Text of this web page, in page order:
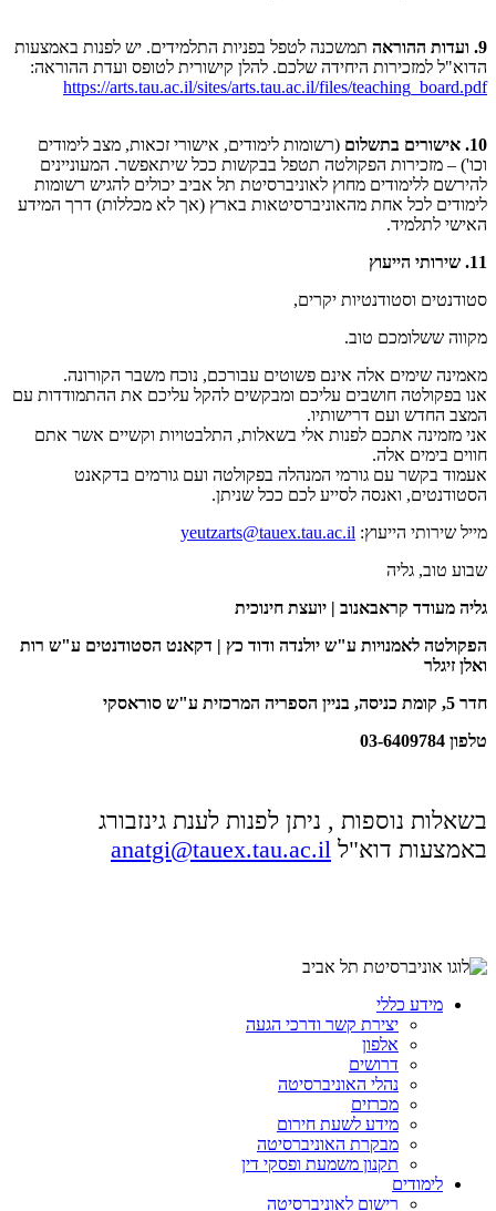
9. ועדות ההוראה
תמשכנה לטפל בפניות התלמידים. יש לפנות באמצעות
הדוא"ל למזכירות היחידה שלכם. להלן קישורית לטופס ועדת ההוראה:
https://arts.tau.ac.il/sites/arts.tau.ac.il/files/teaching_board.pdf
10. אישורים בתשלום
(רשומות לימודים, אישורי זכאות, מצב לימודים
וכו') – מזכירות הפקולטה תטפל בבקשות ככל שיתאפשר. המעוניינים
להירשם ללימודים מחוץ לאוניברסיטת תל אביב יכולים להגיש רשומות
לימודים לכל אחת מהאוניברסיטאות בארץ (אך לא מכללות) דרך המידע
האישי לתלמיד.
11. שירותי הייעוץ
סטודנטים וסטודנטיות יקרים,
מקווה ששלומכם טוב.
מאמינה שימים אלה אינם פשוטים עבורכם, נוכח משבר הקורונה.
אנו בפקולטה חושבים עליכם ומבקשים להקל עליכם את ההתמודדות עם
המצב החדש ועם דרישותיו.
אני מזמינה אתכם לפנות אלי בשאלות, התלבטויות וקשיים אשר אתם
חווים בימים אלה.
אעמוד בקשר עם גורמי המנהלה בפקולטה ועם גורמים בדקאנט
הסטודנטים, ואנסה לסייע לכם ככל שניתן.
מייל שירותי הייעוץ: yeutzarts@tauex.tau.ac.il
שבוע טוב, גליה
גליה מעודד קראבאנוב | יועצת חינוכית
הפקולטה לאמנויות ע"ש יולנדה ודוד כץ | דקאנט הסטודנטים ע"ש רות
ואלן זיגלר
חדר 5, קומת כניסה, בניין הספריה המרכזית ע"ש סוראסקי
טלפון 03-6409784
בשאלות נוספות , ניתן לפנות לענת גינזבורג
באמצעות דוא"ל anatgi@tauex.tau.ac.il
מידע כללי
יצירת קשר ודרכי הגעה
אלפון
דרושים
נהלי האוניברסיטה
מכרזים
מידע לשעת חירום
מבקרת האוניברסיטה
תקנון משמעת ופסקי דין
לימודים
רישום לאוניברסיטה